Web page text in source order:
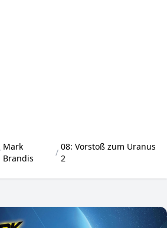
Mark
Brandis
08: Vorstoß zum Uranus
2